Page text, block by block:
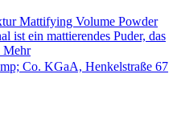
Mattifying Volume Powder
ist ein mattierendes Puder, das
Mehr
Co. KGaA, Henkelstraße 67